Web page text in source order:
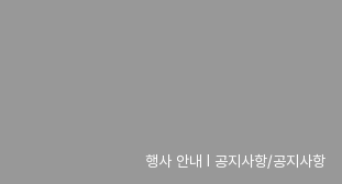
행사 안내 Ι 공지사항/공지사항